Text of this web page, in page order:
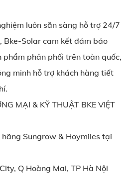
luôn sẵn sàng hỗ trợ 24/7
Bke-Solar cam kết đảm bảo
phân phối trên toàn quốc,
minh hỗ trợ khách hàng tiết
MẠI & KỸ THUẬT BKE VIỆT
Sungrow & Hoymiles tại
Q Hoàng Mai, TP Hà Nội